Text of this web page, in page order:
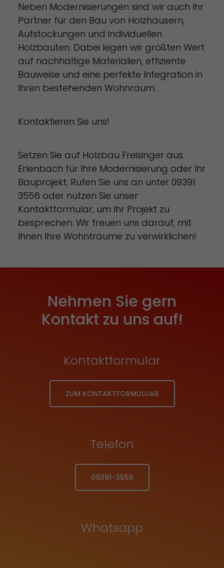
Neben Modernisierungen sind wir auch Ihr
Partner für den Bau von Holzhäusern,
Aufstockungen und individuellen
Holzbauten. Dabei legen wir größten Wert
auf nachhaltige Materialien, effiziente
Bauweise und eine perfekte Integration in
Ihren bestehenden Wohnraum.
Kontaktieren Sie uns!
Setzen Sie auf Holzbau Freisinger aus
Erlenbach für Ihre Modernisierung oder Ihr
Bauprojekt. Rufen Sie uns an unter 09391
3556 oder nutzen Sie unser
Kontaktformular, um Ihr Projekt zu
besprechen. Wir freuen uns darauf, mit
Ihnen Ihre Wohnträume zu verwirklichen!
Nehmen Sie gern
Kontakt zu uns auf!
Kontaktformular
ZUM KONTAKTFORMULUAR
Telefon
09391-3556
Whatsapp